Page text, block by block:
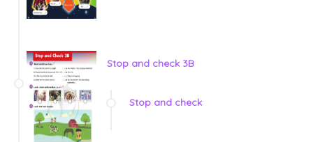
Stop and check 3B
Stop and check